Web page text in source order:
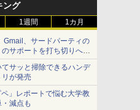
ング
1週間 1カ月
Gmail、サードパーティの
のサポートを打ち切りへ
サッと掃除できるハンデ
リが発売
」レポートで悩む大学教
・減点も